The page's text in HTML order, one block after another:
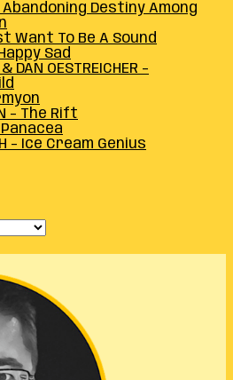
Abandoning Destiny Among
Want To Be A Sound
Sad
DAN OESTREICHER –
– The Rift
Panacea
– Ice Cream Genius